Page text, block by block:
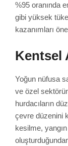
%95 oranında
gibi yüksek
kazanımları
Kentsel
Yoğun nüfusa
ve özel
hurdacıların
çevre düzenini
kesilme,